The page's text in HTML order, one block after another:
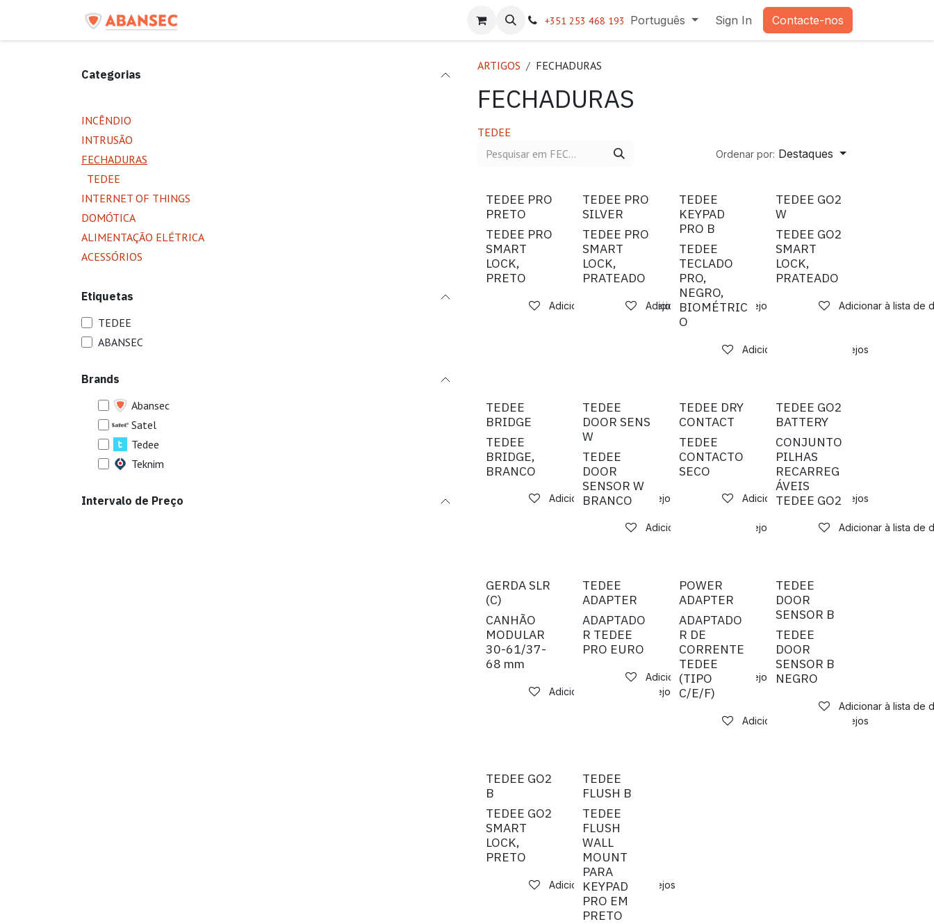
Helpdesk +351 253 468 193 Português Sign In Contacte-nos
Categorias
INCÊNDIO
INTRUSÃO
FECHADURAS
TEDEE
INTERNET OF THINGS
DOMÓTICA
ALIMENTAÇÃO ELÉTRICA
ACESSÓRIOS
Etiquetas
TEDEE
ABANSEC
Brands
Abansec
Satel
Tedee
Teknim
Intervalo de Preço
ARTIGOS FECHADURAS
FECHADURAS
TEDEE
Ordenar por: Destaques
TEDEE PRO
PRETO
TEDEE PRO
SMART
LOCK,
PRETO
Adicionar à lista de desejos
TEDEE PRO
SILVER
TEDEE PRO
SMART
LOCK,
PRATEADO
Adicionar à lista de desejos
TEDEE
KEYPAD
PRO B
TEDEE
TECLADO
PRO,
NEGRO,
BIOMÉTRIC
O
Adicionar à lista de desejos
TEDEE GO2
W
TEDEE GO2
SMART
LOCK,
PRATEADO
Adicionar à lista de
TEDEE
BRIDGE
TEDEE
BRIDGE,
BRANCO
Adicionar à lista de desejos
TEDEE
DOOR SENS
W
TEDEE
DOOR
SENSOR W
BRANCO
Adicionar à lista de desejos
TEDEE DRY
CONTACT
TEDEE
CONTACTO
SECO
Adicionar à lista de desejos
TEDEE GO2
BATTERY
CONJUNTO
PILHAS
RECARREG
ÁVEIS
TEDEE GO2
Adicionar à lista de
GERDA SLR
(C)
CANHÃO
MODULAR
30-61/37-
68 mm
Adicionar à lista de desejos
TEDEE
ADAPTER
ADAPTADO
R TEDEE
PRO EURO
Adicionar à lista de desejos
POWER
ADAPTER
ADAPTADO
R DE
CORRENTE
TEDEE
(TIPO
C/E/F)
Adicionar à lista de desejos
TEDEE
DOOR
SENSOR B
TEDEE
DOOR
SENSOR B
NEGRO
Adicionar à lista de
TEDEE GO2
B
TEDEE GO2
SMART
LOCK,
PRETO
Adicionar à lista de desejos
TEDEE
FLUSH B
TEDEE
FLUSH
WALL
MOUNT
PARA
KEYPAD
PRO EM
PRETO